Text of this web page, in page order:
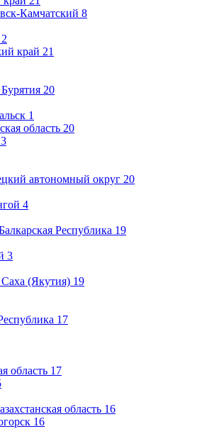
Камчатский 8
2
край 21
20
1
область 20
автономный округ 20
4
Республика 19
3
(Якутия) 19
17
область 17
область 16
16